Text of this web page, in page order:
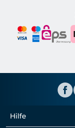
Hilfe